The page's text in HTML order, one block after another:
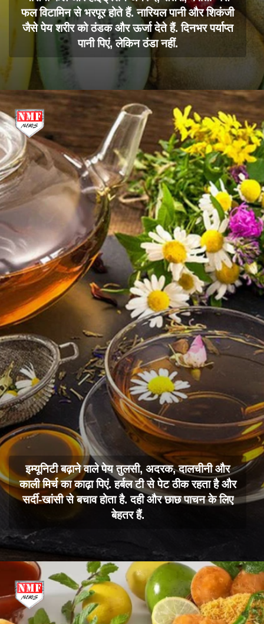
फल विटामिन से भरपूर होते हैं. नारियल पानी और शिकंजी
जैसे पेय शरीर को ठंडक और ऊर्जा देते हैं. दिनभर पर्याप्त
पानी पिएं, लेकिन ठंडा नहीं.
इम्यूनिटी बढ़ाने वाले पेय तुलसी, अदरक, दालचीनी और
काली मिर्च का काढ़ा पिएं. हर्बल टी से पेट ठीक रहता है और
सर्दी-खांसी से बचाव होता है. दही और छाछ पाचन के लिए
बेहतर हैं.